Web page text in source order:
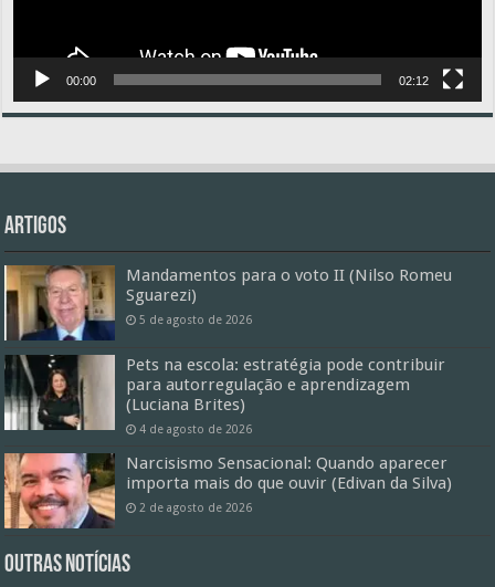
00:00 02:12
Artigos
Mandamentos para o voto II (Nilso Romeu
Sguarezi)
5 de agosto de 2026
Pets na escola: estratégia pode contribuir
para autorregulação e aprendizagem
(Luciana Brites)
4 de agosto de 2026
Narcisismo Sensacional: Quando aparecer
importa mais do que ouvir (Edivan da Silva)
2 de agosto de 2026
Outras Notícias